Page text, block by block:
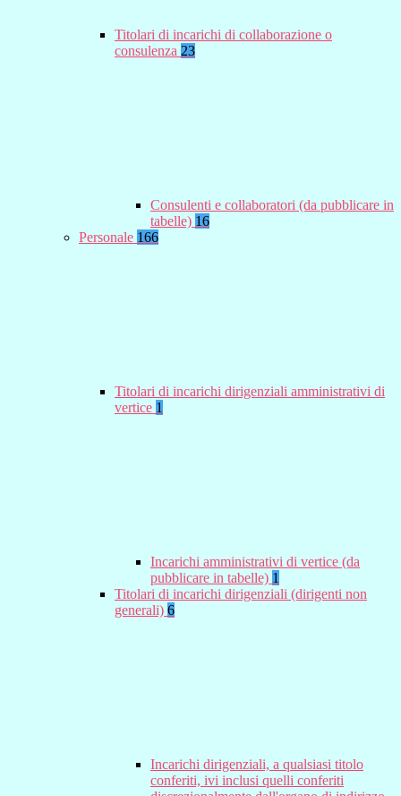
Titolari di incarichi di collaborazione o
consulenza 23
Consulenti e collaboratori (da pubblicare in
tabelle) 16
Personale 166
Titolari di incarichi dirigenziali amministrativi di
vertice 1
Incarichi amministrativi di vertice (da
pubblicare in tabelle) 1
Titolari di incarichi dirigenziali (dirigenti non
generali) 6
Incarichi dirigenziali, a qualsiasi titolo
conferiti, ivi inclusi quelli conferiti